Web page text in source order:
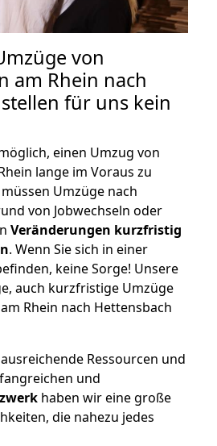
von
am Rhein nach
für uns kein
einen Umzug von
lange im Voraus zu
Umzüge nach
von Jobwechseln oder
Veränderungen kurzfristig
. Wenn Sie sich in einer
keine Sorge! Unsere
auch kurzfristige Umzüge
Rhein nach Hettensbach
Ressourcen und
und
haben wir eine große
die nahezu jedes